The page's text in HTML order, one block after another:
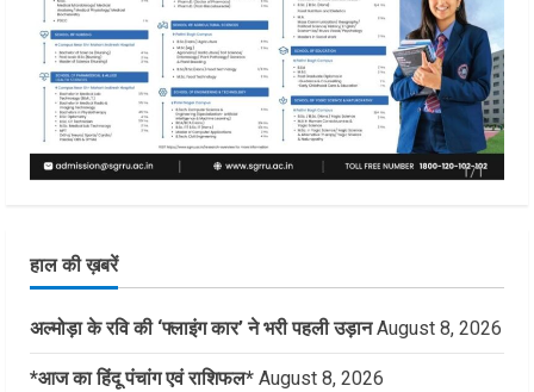
हाल की ख़बरें
अल्मोड़ा के रवि की ‘फ्लाइंग कार’ ने भरी पहली उड़ान August 8, 2026
*आज का हिंदू पंचांग एवं राशिफल* August 8, 2026